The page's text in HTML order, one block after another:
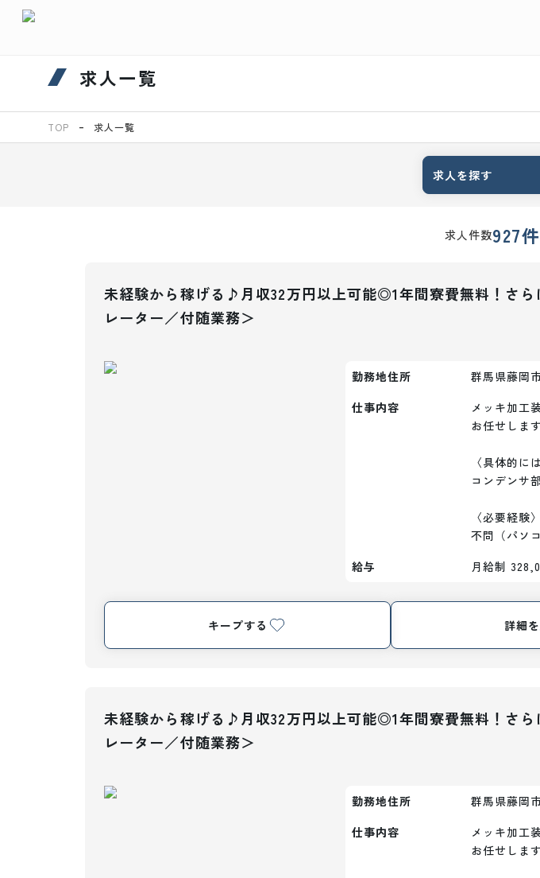
求人一覧
TOP 求人一覧
求人を探す
求人件数927件
未経験から稼げる♪月収32万円以上可能◎1年間寮費無料！さ
レーター／付随業務＞
勤務地住所
群馬県藤岡
仕事内容
メッキ加工
お任せしま
〈具体的には
コンデンサ
〈必要経験〉
不問（パソ
給与
月給制
キープする 詳細
未経験から稼げる♪月収32万円以上可能◎1年間寮費無料！さ
レーター／付随業務＞
勤務地住所
群馬県藤岡
仕事内容
メッキ加工
お任せしま